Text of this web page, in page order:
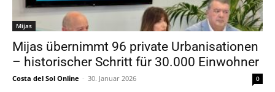
Mijas
Mijas übernimmt 96 private Urbanisationen
– historischer Schritt für 30.000 Einwohner
Costa del Sol Online - 30. Januar 2026 0